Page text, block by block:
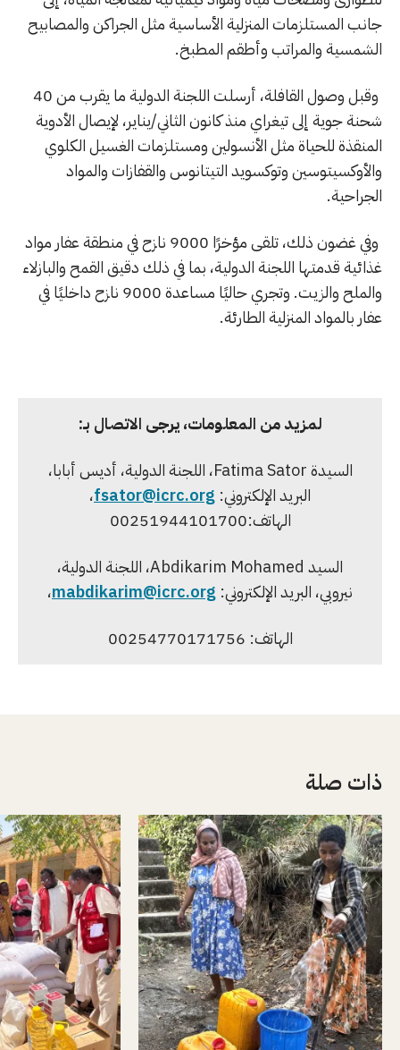
جانب المستلزمات المنزلية الأساسية مثل الجراكن والمصابيح
الشمسية والمراتب وأطقم المطبخ.
وقبل وصول القافلة، أرسلت اللجنة الدولية ما يقرب من 40
شحنة جوية إلى تيغراي منذ كانون الثاني/يناير، لإيصال الأدوية
المنقذة للحياة مثل الأنسولين ومستلزمات الغسيل الكلوي
والأوكسيتوسين وتوكسويد التيتانوس والقفازات والمواد
الجراحية.
وفي غضون ذلك، تلقى مؤخرًا 9000 نازح في منطقة عفار مواد
غذائية قدمتها اللجنة الدولية، بما في ذلك دقيق القمح والبازلاء
والملح والزيت. وتجري حاليًا مساعدة 9000 نازح داخليًا في
عفار بالمواد المنزلية الطارئة.
لمزيد من المعلومات، يرجى الاتصال بـ:
السيدة Fatima Sator، اللجنة الدولية، أديس أبابا،
البريد الإلكتروني: fsator@icrc.org،
الهاتف:00251944101700
السيد Abdikarim Mohamed، اللجنة الدولية،
نيروبي، البريد الإلكتروني: mabdikarim@icrc.org،
الهاتف: 00254770171756
ذات صلة